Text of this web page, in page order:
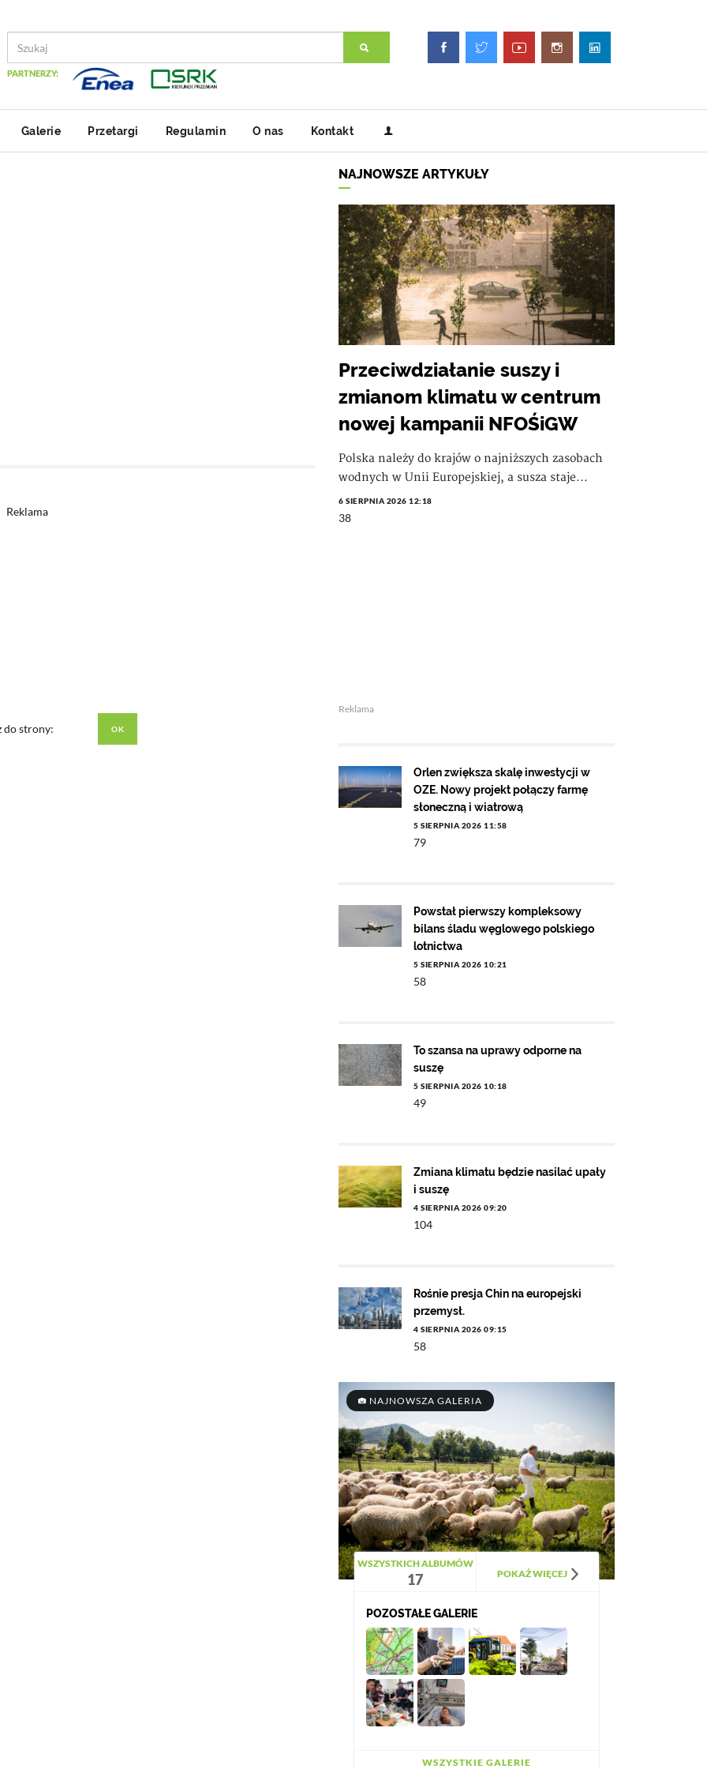
PARTNERZY:
Galerie Przetargi Regulamin O nas Kontakt
Reklama
do strony:
NAJNOWSZE ARTYKUŁY
Przeciwdziałanie suszy i
zmianom klimatu w centrum
nowej kampanii NFOŚiGW
Polska należy do krajów o najniższych zasobach
wodnych w Unii Europejskiej, a susza staje...
6 SIERPNIA 2026 12:18
38
Reklama
Orlen zwiększa skalę inwestycji w
OZE. Nowy projekt połączy farmę
słoneczną i wiatrową
5 SIERPNIA 2026 11:58
79
Powstał pierwszy kompleksowy
bilans śladu węglowego polskiego
lotnictwa
5 SIERPNIA 2026 10:21
58
To szansa na uprawy odporne na
suszę
5 SIERPNIA 2026 10:18
49
Zmiana klimatu będzie nasilać upały
i suszę
4 SIERPNIA 2026 09:20
104
Rośnie presja Chin na europejski
przemysł.
4 SIERPNIA 2026 09:15
58
NAJNOWSZA GALERIA
WSZYSTKICH ALBUMÓW
17 POKAŻ WIĘCEJ
POZOSTAŁE GALERIE
WSZYSTKIE GALERIE